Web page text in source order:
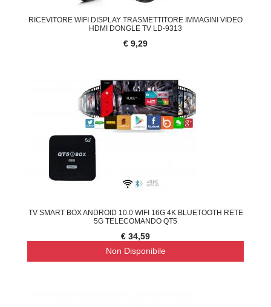
RICEVITORE WIFI DISPLAY TRASMETTITORE IMMAGINI VIDEO
HDMI DONGLE TV LD-9313
€ 9,29
TV SMART BOX ANDROID 10.0 WIFI 16G 4K BLUETOOTH RETE
5G TELECOMANDO QT5
€ 34,59
Non Disponibile